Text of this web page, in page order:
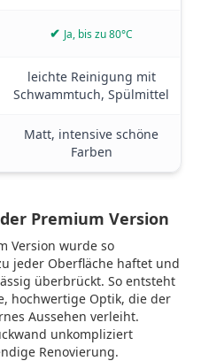
✔ Ja, bis zu 80°C
leichte Reinigung mit
Schwammtuch, Spülmittel
Matt, intensive schöne
Farben
Premium Version
Version wurde so
jeder Oberfläche haftet und
überbrückt. So entsteht
hochwertige Optik, die der
Aussehen verleiht.
unkompliziert
Renovierung.